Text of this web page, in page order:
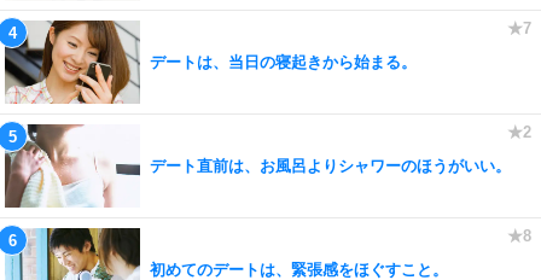
デートは、当日の寝起きから始まる。
デート直前は、お風呂よりシャワーのほうがいい。
初めてのデートは、緊張感をほぐすこと。